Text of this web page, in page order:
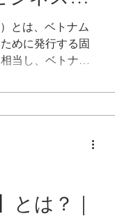
とは、ベトナム
めに発行する固
当し、ベトナム
となるあらゆる
とは？｜